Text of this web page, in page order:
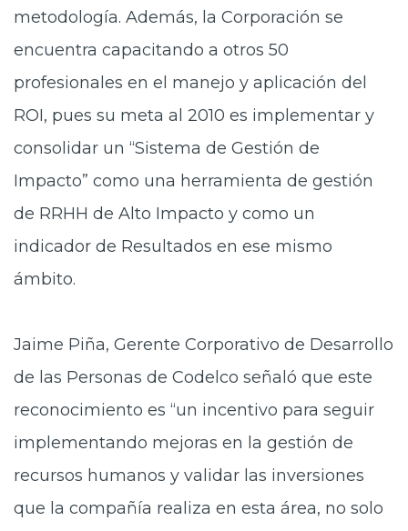
metodología. Además, la Corporación se
encuentra capacitando a otros 50
profesionales en el manejo y aplicación del
ROI, pues su meta al 2010 es implementar y
consolidar un “Sistema de Gestión de
Impacto” como una herramienta de gestión
de RRHH de Alto Impacto y como un
indicador de Resultados en ese mismo
ámbito.
Jaime Piña, Gerente Corporativo de Desarrollo
de las Personas de Codelco señaló que este
reconocimiento es “un incentivo para seguir
implementando mejoras en la gestión de
recursos humanos y validar las inversiones
que la compañía realiza en esta área, no solo